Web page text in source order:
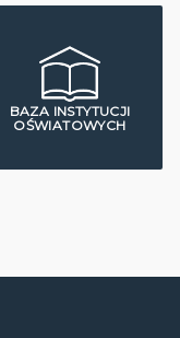
BAZA INSTYTUCJI
OŚWIATOWYCH